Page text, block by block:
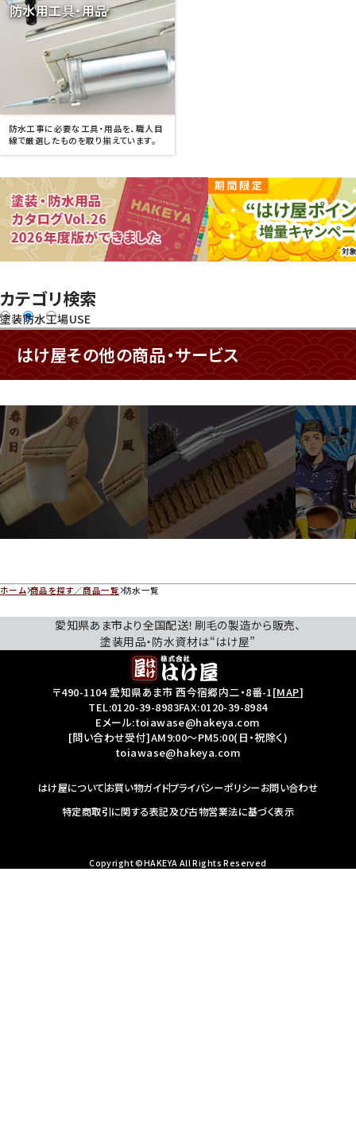
ホーム 商品を探す／商品一覧 防水一覧
防水用工具・用品
防水工事に必要な工具・用品を、職人目
線で厳選したものを取り揃えています。
カテゴリ検索
塗装防水工場USE
はけ屋その他の商品・サービス
はけ屋セレクトのはけ・ロー
ラー・マスキング・内容器・そ
ブラシ
種工場で使用するブラシ等も
取り扱っています
マ
に売買で
愛知県あま市より全国配送！刷毛の製造から販売、
塗装用品・防水資材は“はけ屋”
〒490-1104 愛知県あま市 西今宿郷内二・8番-1[MAP]
TEL:0120-39-8983FAX:0120-39-8984
Eメール:toiawase@hakeya.com
[問い合わせ受付]AM9:00～PM5:00(日・祝除く)
toiawase@hakeya.com
はけ屋についてお買い物ガイドプライバシーポリシーお問い合わせ
特定商取引に関する表記及び古物営業法に基づく表示
Copyright ©HAKEYA All Rights Reserved